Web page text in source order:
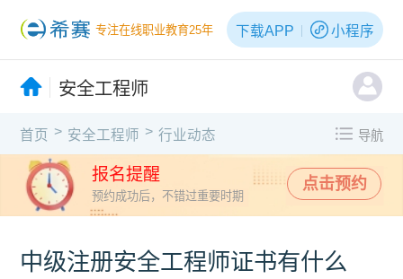
专注在线职业教育25年 下载APP 小程序
安全工程师
首页 > 安全工程师 > 行业动态 导航
报名提醒
预约成功后，不错过重要时期
点击预约
中级注册安全工程师证书有什么